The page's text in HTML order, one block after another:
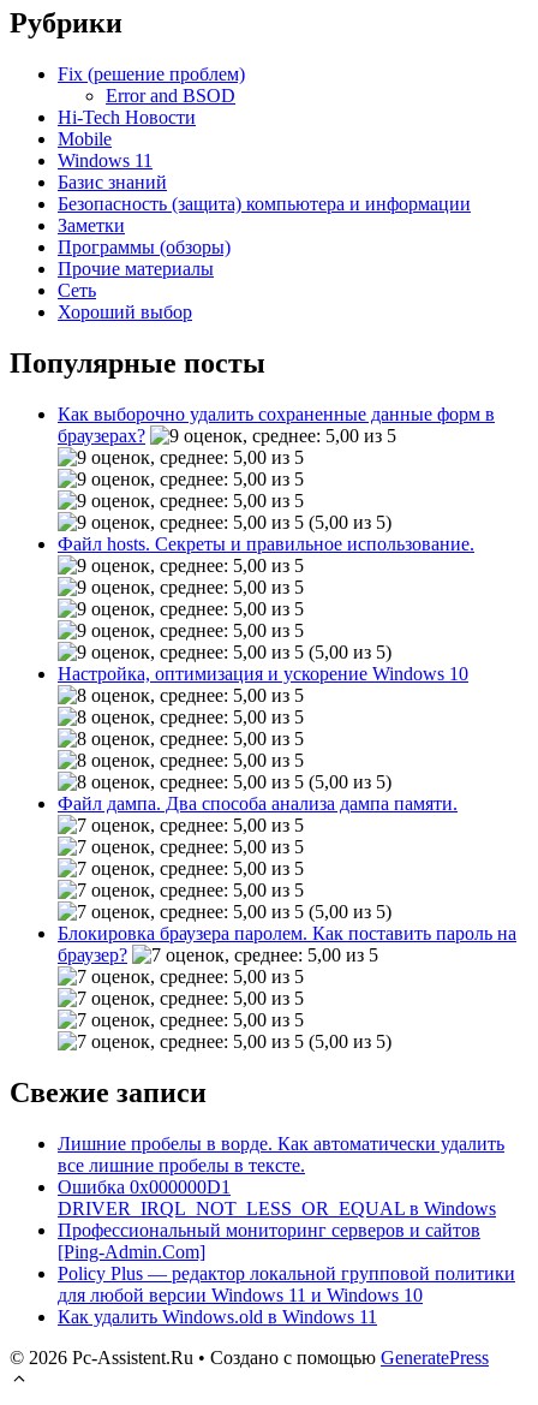
Рубрики
Fix (решение проблем)
Error and BSOD
Hi-Tech Новости
Mobile
Windows 11
Базис знаний
Безопасность (защита) компьютера и информации
Заметки
Программы (обзоры)
Прочие материалы
Сеть
Хороший выбор
Популярные посты
Как выборочно удалить сохраненные данные форм в
браузерах?
(5,00 из 5)
Файл hosts. Секреты и правильное использование.
(5,00 из 5)
Настройка, оптимизация и ускорение Windows 10
(5,00 из 5)
Файл дампа. Два способа анализа дампа памяти.
(5,00 из 5)
Блокировка браузера паролем. Как поставить пароль на
браузер?
(5,00 из 5)
Свежие записи
Лишние пробелы в ворде. Как автоматически удалить
все лишние пробелы в тексте.
Ошибка 0x000000D1
DRIVER_IRQL_NOT_LESS_OR_EQUAL в Windows
Профессиональный мониторинг серверов и сайтов
[Ping-Admin.Com]
Policy Plus — редактор локальной групповой политики
для любой версии Windows 11 и Windows 10
Как удалить Windows.old в Windows 11
© 2026 Pc-Assistent.Ru • Создано с помощью GeneratePress